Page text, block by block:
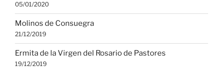
05/01/2020
Molinos de Consuegra
21/12/2019
Ermita de la Virgen del Rosario de Pastores
19/12/2019